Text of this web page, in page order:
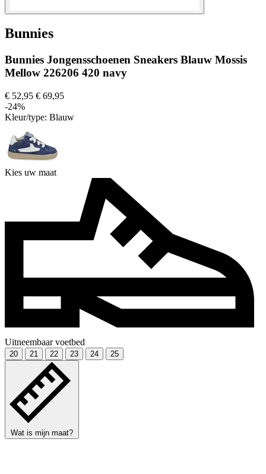
Bunnies
Bunnies Jongensschoenen Sneakers Blauw Mossis
Mellow 226206 420 navy
€ 52,95 € 69,95
-24%
Kleur/type: Blauw
Kies uw maat
Uitneembaar voetbed
20 21 22 23 24 25
Wat is mijn maat?